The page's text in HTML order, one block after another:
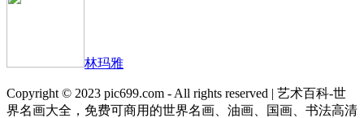
林玛雅
Copyright © 2023 pic699.com - All rights reserved | 艺术百科-世
界名画大全，免费可商用的世界名画、油画、国画、书法高清